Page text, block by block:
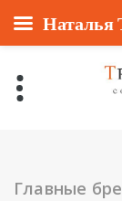
содержанию
Главные
Наталья